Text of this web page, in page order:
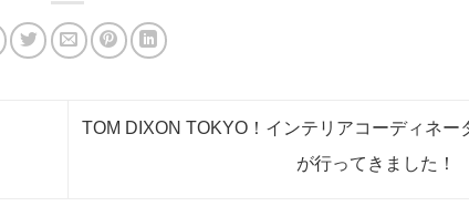
TOM DIXON TOKYO！インテリアコーディネー
が行ってきました！